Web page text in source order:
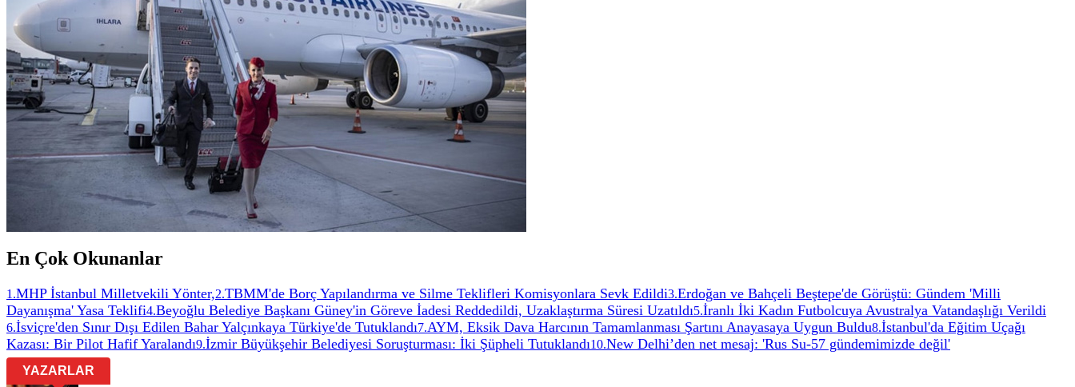
En Çok Okunanlar
1 .MHP İstanbul Milletvekili Yönter,2.TBMM'de Borç Yapılandırma ve Silme Teklifleri Komisyonlara Sevk Edildi3.Erdoğan ve Bahçeli Beştepe'de Görüştü: Gündem 'Milli
Dayanışma' Yasa Teklifi4.Beyoğlu Belediye Başkanı Güney'in Göreve İadesi Reddedildi, Uzaklaştırma Süresi Uzatıldı5.İranlı İki Kadın Futbolcuya Avustralya Vatandaşlığı Verildi
6.İsviçre'den Sınır Dışı Edilen Bahar Yalçınkaya Türkiye'de Tutuklandı7.AYM, Eksik Dava Harcının Tamamlanması Şartını Anayasaya Uygun Buldu8.İstanbul'da Eğitim Uçağı
Kazası: Bir Pilot Hafif Yaralandı9.İzmir Büyükşehir Belediyesi Soruşturması: İki Şüpheli Tutuklandı10.New Delhi’den net mesaj: 'Rus Su-57 gündemimizde değil'
YAZARLAR